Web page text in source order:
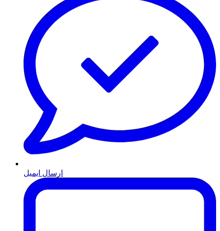
ارسال ایمیل